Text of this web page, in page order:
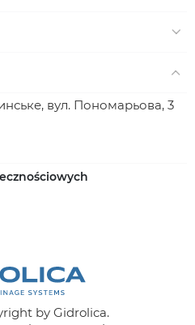
вул. Пономарьова, 3
by Gidrolica.